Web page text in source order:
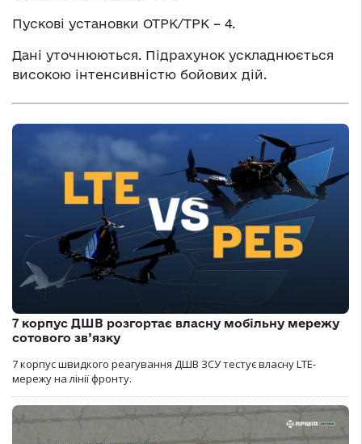
Пускові установки ОТРК/ТРК – 4.
Дані уточнюються. Підрахунок ускладнюється
високою інтенсивністю бойових дій.
7 корпус ДШВ розгортає власну мобільну мережу
сотового зв’язку
7 корпус швидкого реагування ДШВ ЗСУ тестує власну LTE-
мережу на лінії фронту.